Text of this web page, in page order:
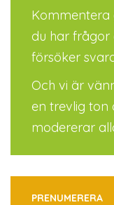
du har frågor
försöker
Och vi är
en trevlig ton
modererar
PRENUMERERA